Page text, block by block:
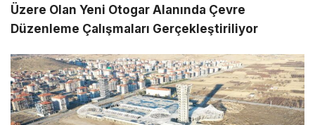
Üzere Olan Yeni Otogar Alanında Çevre
Düzenleme Çalışmaları Gerçekleştiriliyor